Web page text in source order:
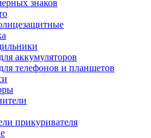
знаков
аккумуляторов
телефонов и планшетов
прикуривателя